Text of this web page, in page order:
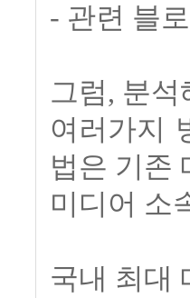
- 관련 블
그럼, 분
여러가지
법은 기존
미디어 소
국내 최대